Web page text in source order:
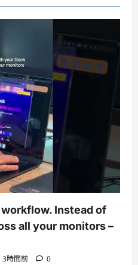
Instead of
all your monitors –
3時間前 0